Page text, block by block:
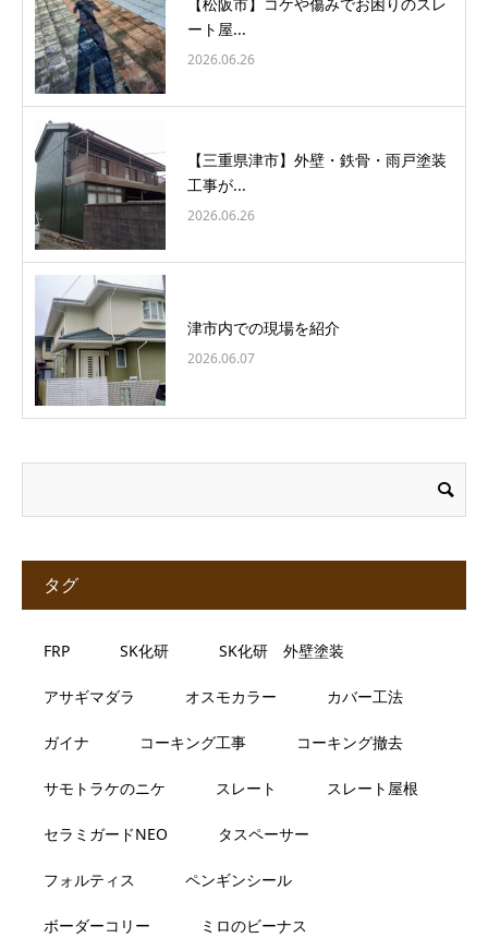
ート屋...
2026.06.26
【三重県津市】外壁・鉄骨・雨戸塗装
工事が...
2026.06.26
津市内での現場を紹介
2026.06.07
タグ
FRP SK化研 SK化研 外壁塗装
アサギマダラ オスモカラー カバー工法
ガイナ コーキング工事 コーキング撤去
サモトラケのニケ スレート スレート屋根
セラミガードNEO タスペーサー
フォルティス ペンギンシール
ボーダーコリー ミロのビーナス